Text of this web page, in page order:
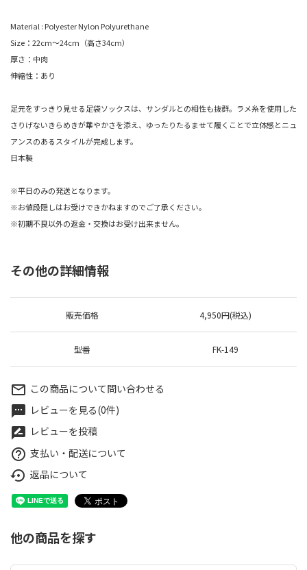
Material : Polyester Nylon Polyurethane
Size：22cm～24cm（高さ34cm）
厚さ：中肉
伸縮性：あり
足元をすっきり見せる足袋ソックスは、サンダルとの相性も抜群。ラメ糸を使用した
さりげないきらめきが華やかさを添え、ゆったりたるませて履くことで立体感とニュ
アンスのあるスタイルが完成します。
日本製
※平日のみの発送となります。
※お値段隠しはお受けできかねますのでご了承ください。
※初期不良以外の返金・交換はお受け出来ません。
その他の詳細情報
販売価格 4,950円(税込)
型番 FK-149
mail_outline この商品について問い合わせる
textsms レビューを見る(0件)
rate_review レビューを投稿
help_outline 支払い・配送について
settings_backup_restore 返品について
他の商品を探す